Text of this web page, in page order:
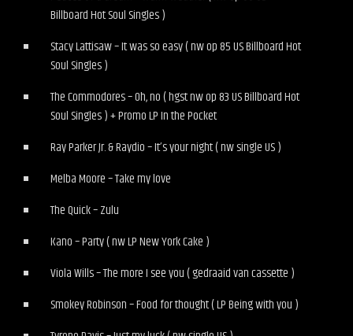
Billboard Hot Soul Singles )
Stacy Lattisaw – It was so easy ( nw op 85 US Billboard Hot
Soul Singles )
The Commodores – Oh, no ( hgst nw op 83 US Billboard Hot
Soul Singles ) + Promo LP In the Pocket
Ray Parker Jr. & Raydio – It’s your night ( nw single US )
Melba Moore – Take my love
The Quick – Zulu
Kano – Party ( nw LP New York Cake )
Viola Wills – The more I see you ( gedraaid van cassette )
Smokey Robinson – Food for thought ( LP Being with you )